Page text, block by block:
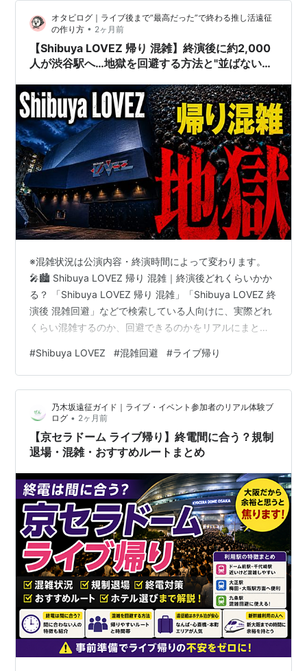
オタビログ｜ライブ後まで“最高だった”で終わる推し活遠征
の作り方 • 2ヶ月前
【Shibuya LOVEZ 帰り 混雑】終演後に約2,000
人が渋谷駅へ…地獄を回避する方法と"並ばないホ
※混雑状況は公演内容・終演時間によって変わります。
🎤🏙️ Shibuya LOVEZ 帰り 混雑｜終演後どれくらいかか
る？ 「Shibuya LOVEZ 帰り 混雑」「Shibuya LOVEZ 終
演後 混雑回避」などで検索している人向けに、実際どれ
くらい混雑するのか、回避できるのかをリアルにまとめ
——それが渋谷の現実。 Shibuya LOVEZは2026年6月に
開業したばかりの新会場。キャパは最大約2,026名（スタ
ンディング時）。終演と同時に約2,000人が一斉に動き始
め、会場前の井の頭通りへ流れ込む。そこに「もとから
混んでいる渋谷の…
#Shibuya LOVEZ #混雑回避 #ライブ帰り
乃木坂遠征ガイド｜ライブ・イベント参加者のリアル体験ブ
ログ • 2ヶ月前
【京セラドーム ライブ帰り】終電間に合う？規制
退場・混雑・おすすめルートまとめ